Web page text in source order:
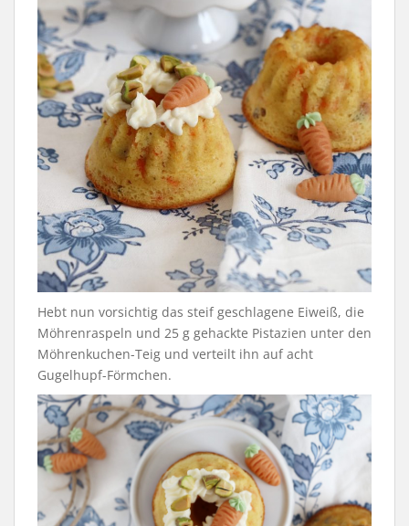
Hebt nun vorsichtig das steif geschlagene Eiweiß, die
Möhrenraspeln und 25 g gehackte Pistazien unter den
Möhrenkuchen-Teig und verteilt ihn auf acht
Gugelhupf-Förmchen.